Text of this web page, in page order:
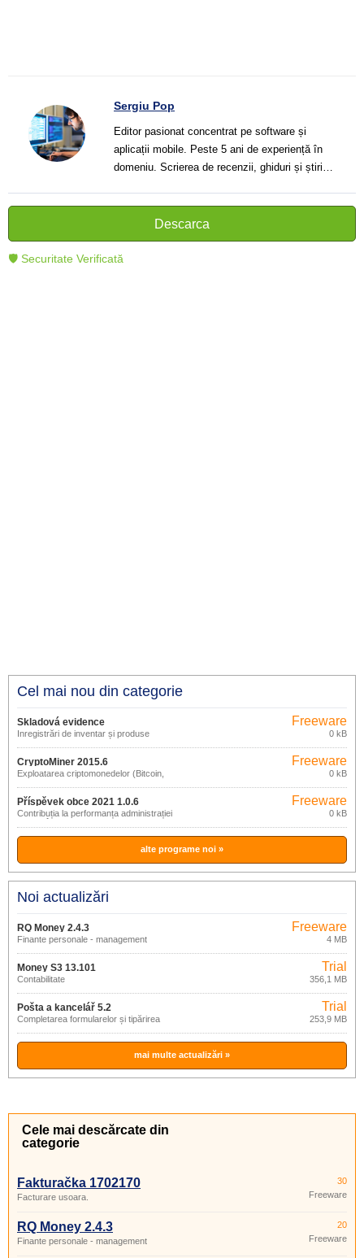
Sergiu Pop
Editor pasionat concentrat pe software și
aplicații mobile. Peste 5 ani de experiență în
domeniu. Scrierea de recenzii, ghiduri și știri.
cititorii să înțeleagă și să folosească mai bine
tehnologia modernă.
Descarca
🛡 Securitate Verificată
Cel mai nou din categorie
Skladová evidence
Înregistrări de inventar și produse
Freeware
0 kB
CryptoMiner 2015.6
Exploatarea criptomonedelor (Bitcoin,
Freeware
0 kB
Příspěvek obce 2021 1.0.6
Contribuția la performanța administrației
de stat în municipii
Freeware
0 kB
alte programe noi »
Noi actualizări
RQ Money 2.4.3
Finante personale - management
Freeware
4 MB
Money S3 13.101
Contabilitate
Trial
356,1 MB
Pošta a kancelář 5.2
Completarea formularelor și tipărirea
Trial
253,9 MB
mai multe actualizări »
Cele mai descărcate din
categorie
Fakturačka 1702170
Facturare usoara.
30
Freeware
RQ Money 2.4.3
Finante personale - management
20
Freeware